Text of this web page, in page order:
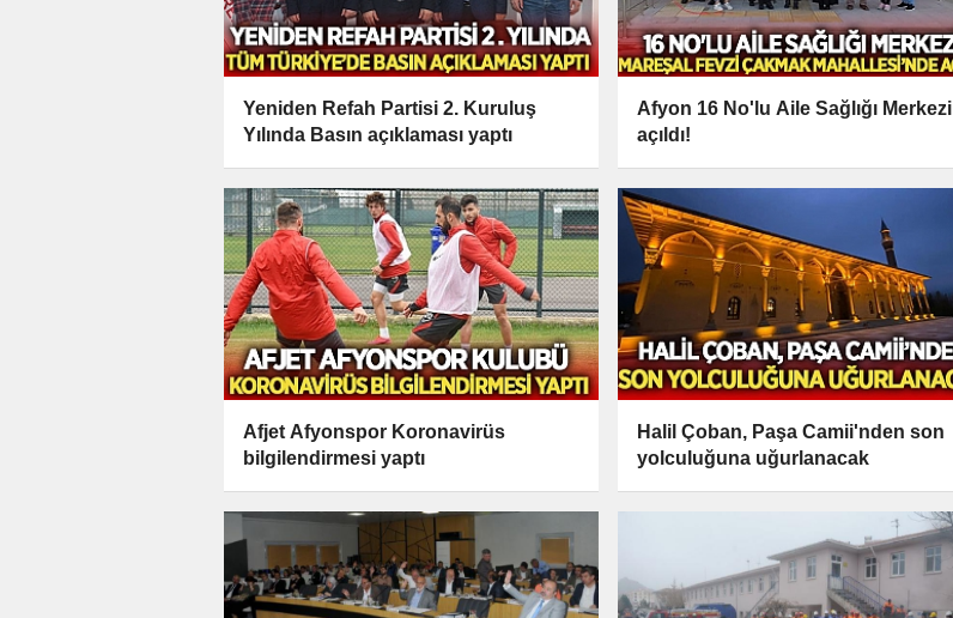
Yeniden Refah Partisi 2. Kuruluş
Yılında Basın açıklaması yaptı
Afyon 16 No'lu Aile Sağlığı Merkezi
açıldı!
Afjet Afyonspor Koronavirüs
bilgilendirmesi yaptı
Halil Çoban, Paşa Camii'nden son
yolculuğuna uğurlanacak